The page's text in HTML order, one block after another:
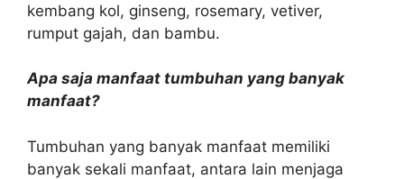
kembang kol, ginseng, rosemary, vetiver,
rumput gajah, dan bambu.
Apa saja manfaat tumbuhan yang banyak
manfaat?
Tumbuhan yang banyak manfaat memiliki
banyak sekali manfaat, antara lain menjaga